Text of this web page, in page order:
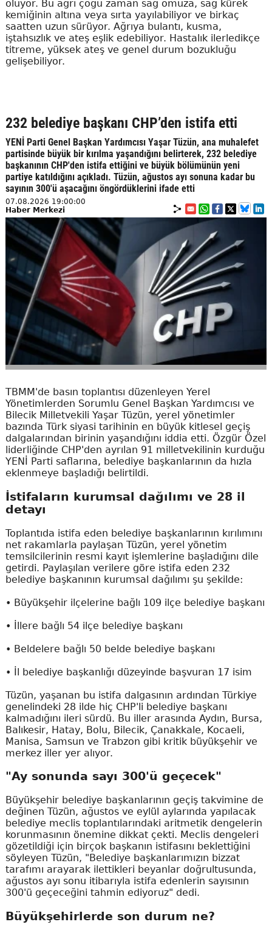
oluyor. Bu ağrı çoğu zaman sağ omuza, sağ kürek
kemiğinin altına veya sırta yayılabiliyor ve birkaç
saatten uzun sürüyor. Ağrıya bulantı, kusma,
iştahsızlık ve ateş eşlik edebiliyor. Hastalık ilerledikçe
titreme, yüksek ateş ve genel durum bozukluğu
gelişebiliyor.
232 belediye başkanı CHP’den istifa etti
YENİ Parti Genel Başkan Yardımcısı Yaşar Tüzün, ana muhalefet
partisinde büyük bir kırılma yaşandığını belirterek, 232 belediye
başkanının CHP'den istifa ettiğini ve büyük bölümünün yeni
partiye katıldığını açıkladı. Tüzün, ağustos ayı sonuna kadar bu
sayının 300'ü aşacağını öngördüklerini ifade etti
07.08.2026 19:00:00
Haber Merkezi
TBMM'de basın toplantısı düzenleyen Yerel
Yönetimlerden Sorumlu Genel Başkan Yardımcısı ve
Bilecik Milletvekili Yaşar Tüzün, yerel yönetimler
bazında Türk siyasi tarihinin en büyük kitlesel geçiş
dalgalarından birinin yaşandığını iddia etti. Özgür Özel
liderliğinde CHP'den ayrılan 91 milletvekilinin kurduğu
YENİ Parti saflarına, belediye başkanlarının da hızla
eklenmeye başladığı belirtildi.
İstifaların kurumsal dağılımı ve 28 il
detayı
Toplantıda istifa eden belediye başkanlarının kırılımını
net rakamlarla paylaşan Tüzün, yerel yönetim
temsilcilerinin resmi kayıt işlemlerine başladığını dile
getirdi. Paylaşılan verilere göre istifa eden 232
belediye başkanının kurumsal dağılımı şu şekilde:
• Büyükşehir ilçelerine bağlı 109 ilçe belediye başkanı
• İllere bağlı 54 ilçe belediye başkanı
• Beldelere bağlı 50 belde belediye başkanı
• İl belediye başkanlığı düzeyinde başvuran 17 isim
Tüzün, yaşanan bu istifa dalgasının ardından Türkiye
genelindeki 28 ilde hiç CHP'li belediye başkanı
kalmadığını ileri sürdü. Bu iller arasında Aydın, Bursa,
Balıkesir, Hatay, Bolu, Bilecik, Çanakkale, Kocaeli,
Manisa, Samsun ve Trabzon gibi kritik büyükşehir ve
merkez iller yer alıyor.
"Ay sonunda sayı 300'ü geçecek"
Büyükşehir belediye başkanlarının geçiş takvimine de
değinen Tüzün, ağustos ve eylül aylarında yapılacak
belediye meclis toplantılarındaki aritmetik dengelerin
korunmasının önemine dikkat çekti. Meclis dengeleri
gözetildiği için birçok başkanın istifasını beklettiğini
söyleyen Tüzün, "Belediye başkanlarımızın bizzat
tarafımı arayarak ilettikleri beyanlar doğrultusunda,
ağustos ayı sonu itibarıyla istifa edenlerin sayısının
300'ü geçeceğini tahmin ediyoruz" dedi.
Büyükşehirlerde son durum ne?